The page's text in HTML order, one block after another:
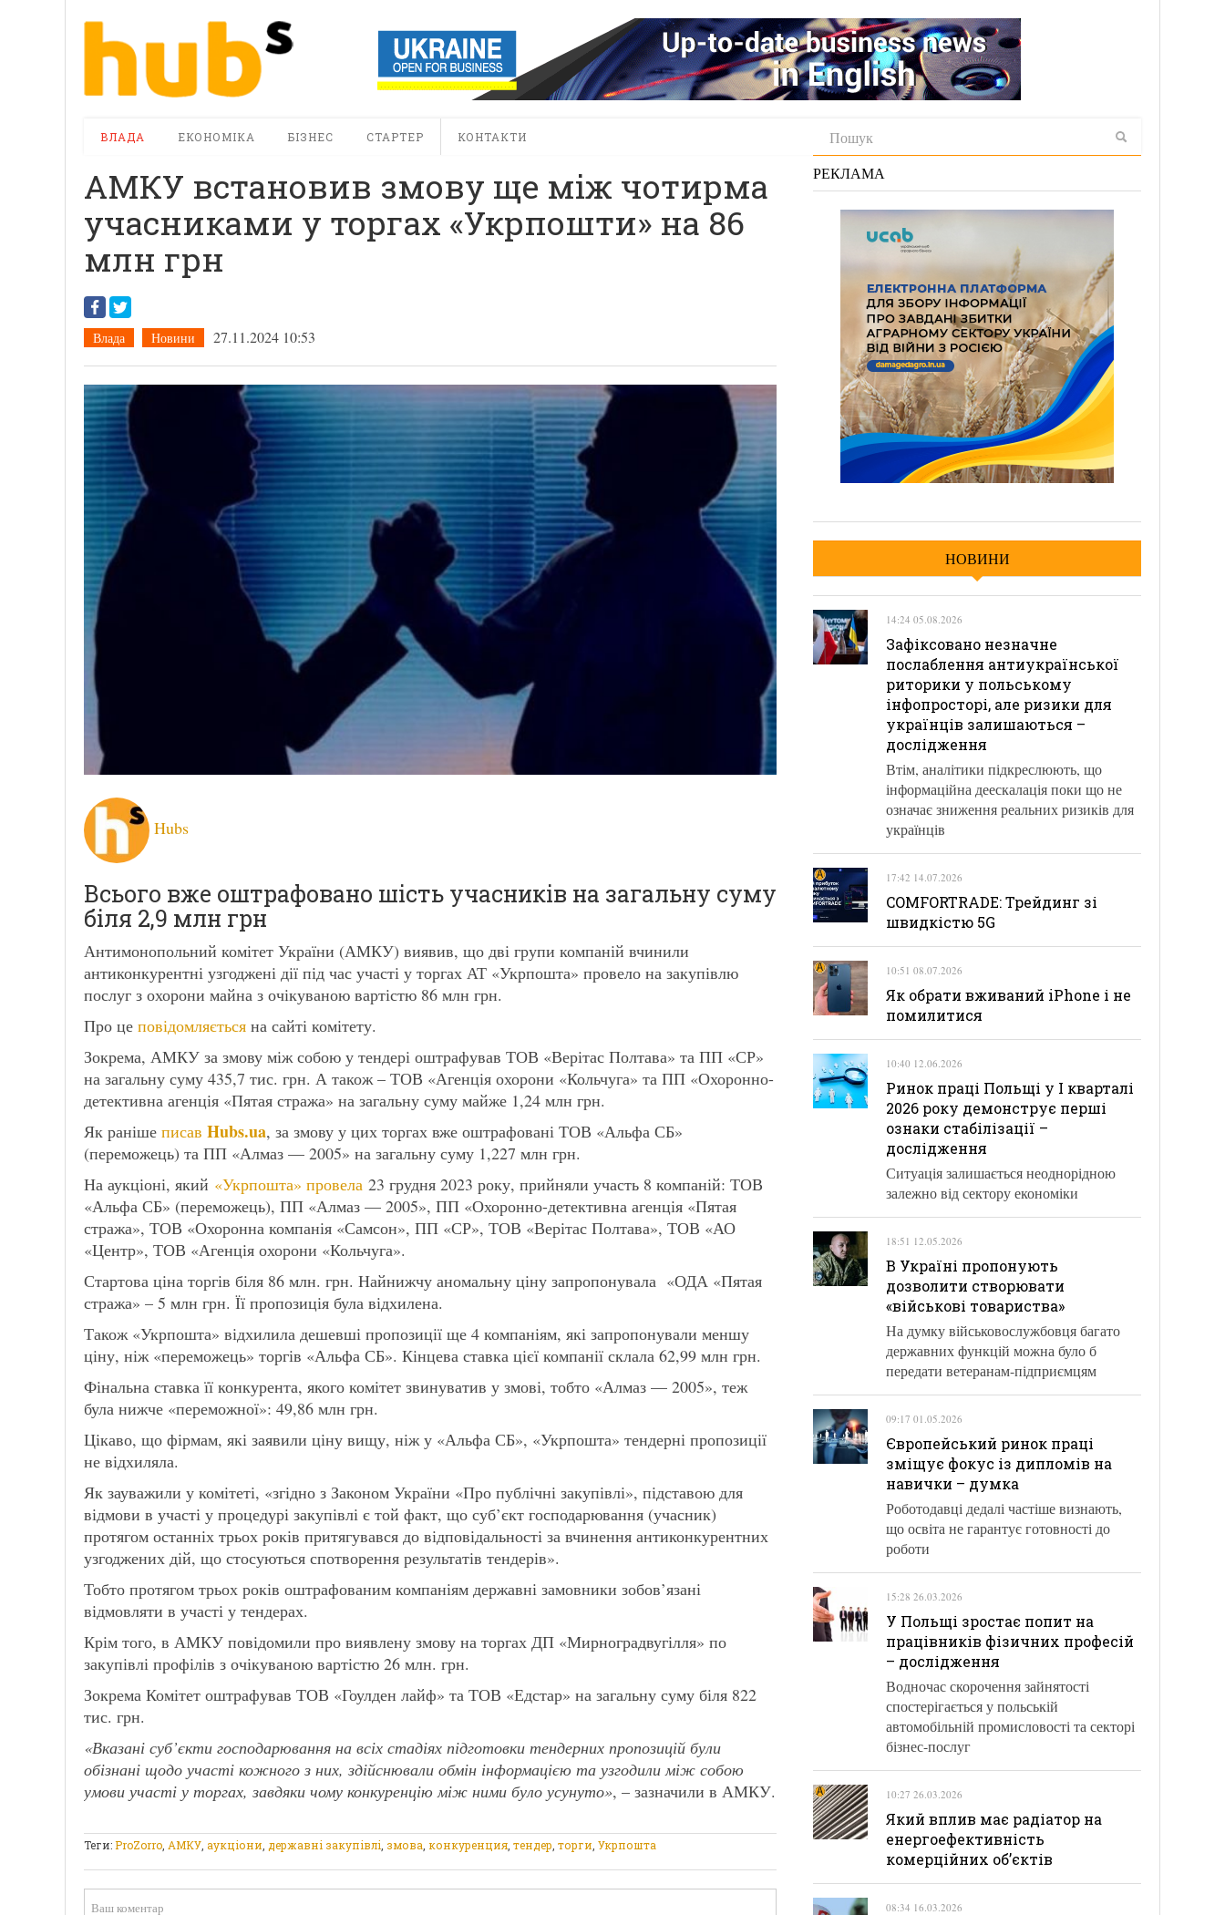
ВЛАДА ЕКОНОМІКА БІЗНЕС СТАРТЕР КОНТАКТИ
АМКУ встановив змову ще між чотирма
учасниками у торгах «Укрпошти» на 86
млн грн
Влада Новини 27.11.2024 10:53
Hubs
Всього вже оштрафовано шість учасників на загальну суму
біля 2,9 млн грн
Антимонопольний комітет України (АМКУ) виявив, що дві групи компаній вчинили
антиконкурентні узгоджені дії під час участі у торгах АТ «Укрпошта» провело на закупівлю
послуг з охорони майна з очікуваною вартістю 86 млн грн.
Про це повідомляється на сайті комітету.
Зокрема, АМКУ за змову між собою у тендері оштрафував ТОВ «Верітас Полтава» та ПП «СР»
на загальну суму 435,7 тис. грн. А також – ТОВ «Агенція охорони «Кольчуга» та ПП «Охоронно-
детективна агенція «Пятая стража» на загальну суму майже 1,24 млн грн.
Як раніше писав Hubs.ua, за змову у цих торгах вже оштрафовані ТОВ «Альфа СБ»
(переможець) та ПП «Алмаз — 2005» на загальну суму 1,227 млн грн.
На аукціоні, який «Укрпошта» провела 23 грудня 2023 року, прийняли участь 8 компаній: ТОВ
«Альфа СБ» (переможець), ПП «Алмаз — 2005», ПП «Охоронно-детективна агенція «Пятая
стража», ТОВ «Охоронна компанія «Самсон», ПП «СР», ТОВ «Верітас Полтава», ТОВ «АО
«Центр», ТОВ «Агенція охорони «Кольчуга».
Стартова ціна торгів біля 86 млн. грн. Найнижчу аномальну ціну запропонувала «ОДА «Пятая
стража» – 5 млн грн. Її пропозиція була відхилена.
Також «Укрпошта» відхилила дешевші пропозиції ще 4 компаніям, які запропонували меншу
ціну, ніж «переможець» торгів «Альфа СБ». Кінцева ставка цієї компанії склала 62,99 млн грн.
Фінальна ставка її конкурента, якого комітет звинуватив у змові, тобто «Алмаз — 2005», теж
була нижче «переможної»: 49,86 млн грн.
Цікаво, що фірмам, які заявили ціну вищу, ніж у «Альфа СБ», «Укрпошта» тендерні пропозиції
не відхиляла.
Як зауважили у комітеті, «згідно з Законом України «Про публічні закупівлі», підставою для
відмови в участі у процедурі закупівлі є той факт, що суб’єкт господарювання (учасник)
протягом останніх трьох років притягувався до відповідальності за вчинення антиконкурентних
узгоджених дій, що стосуються спотворення результатів тендерів».
Тобто протягом трьох років оштрафованим компаніям державні замовники зобов’язані
відмовляти в участі у тендерах.
Крім того, в АМКУ повідомили про виявлену змову на торгах ДП «Мирноградвугілля» по
закупівлі профілів з очікуваною вартістю 26 млн. грн.
Зокрема Комітет оштрафував ТОВ «Гоулден лайф» та ТОВ «Едстар» на загальну суму біля 822
тис. грн.
«Вказані суб’єкти господарювання на всіх стадіях підготовки тендерних пропозицій були
обізнані щодо участі кожного з них, здійснювали обмін інформацією та узгодили між собою
умови участі у торгах, завдяки чому конкуренцію між ними було усунуто», – зазначили в АМКУ.
Теги:ProZorro АМКУ аукціони державні закупівлі змова конкуренция тендер торги Укрпошта
РЕКЛАМА
НОВИНИ
14:24 05.08.2026
Зафіксовано незначне
послаблення антиукраїнської
риторики у польському
інфопросторі, але ризики для
українців залишаються –
дослідження
Втім, аналітики підкреслюють, що
інформаційна деескалація поки що не
означає зниження реальних ризиків для
українців
17:42 14.07.2026
COMFORTRADE: Трейдинг зі
швидкістю 5G
10:51 08.07.2026
Як обрати вживаний iPhone і не
помилитися
10:40 12.06.2026
Ринок праці Польщі у І кварталі
2026 року демонструє перші
ознаки стабілізації –
дослідження
Ситуація залишається неоднорідною
залежно від сектору економіки
18:51 12.05.2026
В Україні пропонують
дозволити створювати
«військові товариства»
На думку військовослужбовця багато
державних функцій можна було б
передати ветеранам-підприємцям
09:17 01.05.2026
Європейський ринок праці
зміщує фокус із дипломів на
навички – думка
Роботодавці дедалі частіше визнають,
що освіта не гарантує готовності до
роботи
15:28 26.03.2026
У Польщі зростає попит на
працівників фізичних професій
– дослідження
Водночас скорочення зайнятості
спостерігається у польській
автомобільній промисловості та секторі
бізнес-послуг
10:27 26.03.2026
Який вплив має радіатор на
енергоефективність
комерційних об’єктів
08:34 16.03.2026